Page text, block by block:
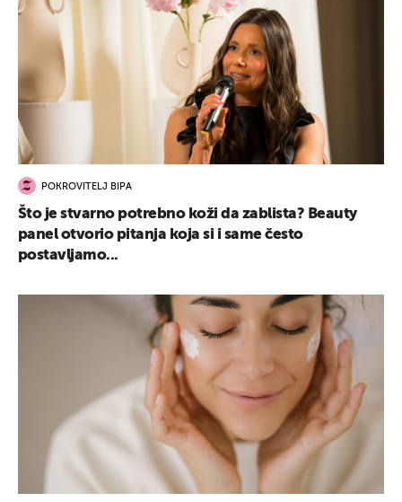
POKROVITELJ BIPA
Što je stvarno potrebno koži da zablista? Beauty
panel otvorio pitanja koja si i same često
postavljamo...